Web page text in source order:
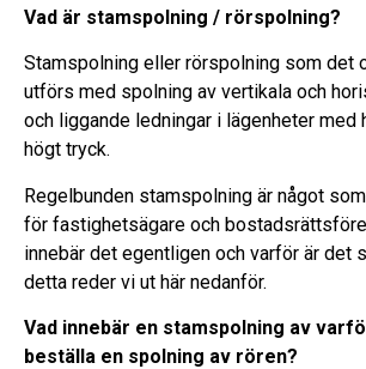
Vad är stamspolning / rörspolning?
Stamspolning eller rörspolning som det
utförs med spolning av vertikala och
och liggande ledningar i lägenheter med
högt tryck.
Regelbunden stamspolning är något
för fastighetsägare och
innebär det egentligen och varför är det
detta reder vi ut här nedanför.
Vad innebär en stamspolning av
beställa en spolning av rören?